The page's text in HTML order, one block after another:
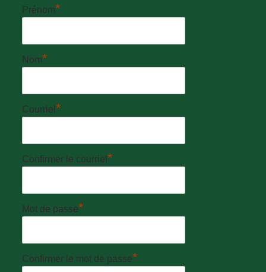
Prénom*
Nom*
Courriel*
Confirmer le courriel*
Mot de passe*
Confirmer le mot de passe*